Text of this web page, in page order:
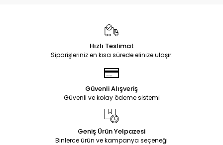
Hızlı Teslimat
Siparişleriniz en kısa sürede elinize ulaşır.
Güvenli Alışveriş
Güvenli ve kolay ödeme sistemi
Geniş Ürün Yelpazesi
Binlerce ürün ve kampanya seçeneği